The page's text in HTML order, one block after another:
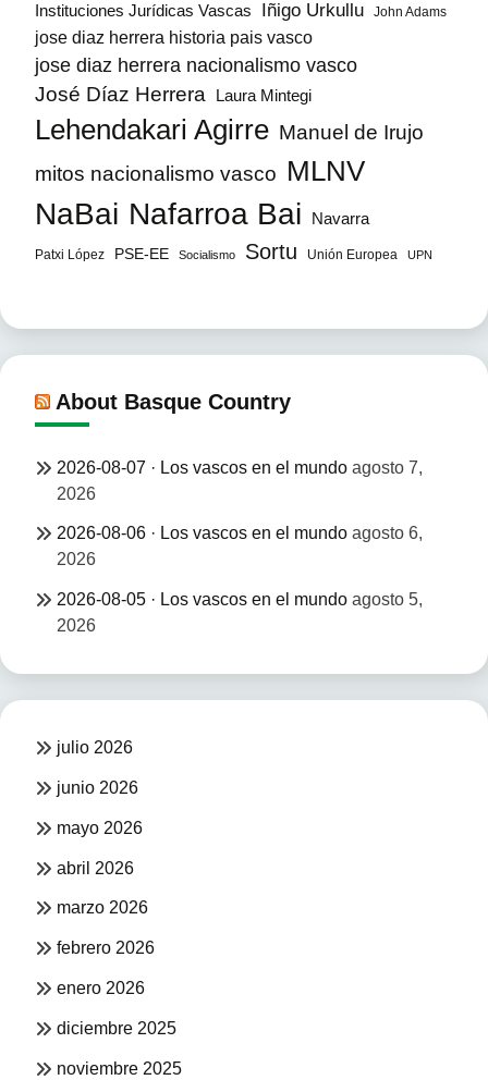
Instituciones Jurídicas Vascas Iñigo Urkullu John Adams
jose diaz herrera historia pais vasco
jose diaz herrera nacionalismo vasco
José Díaz Herrera Laura Mintegi
Lehendakari Agirre Manuel de Irujo
mitos nacionalismo vasco MLNV
NaBai Nafarroa Bai Navarra
Patxi López PSE-EE Socialismo Sortu Unión Europea UPN
About Basque Country
2026-08-07 · Los vascos en el mundo agosto 7,
2026
2026-08-06 · Los vascos en el mundo agosto 6,
2026
2026-08-05 · Los vascos en el mundo agosto 5,
2026
julio 2026
junio 2026
mayo 2026
abril 2026
marzo 2026
febrero 2026
enero 2026
diciembre 2025
noviembre 2025